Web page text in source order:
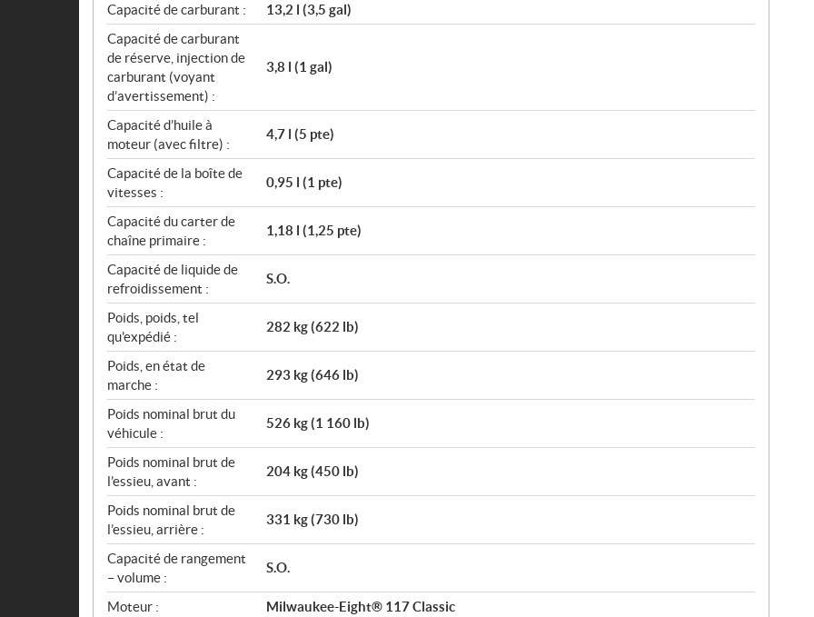
Capacité de carburant :
13,2 l (3,5 gal)
Capacité de carburant
de réserve, injection de
carburant (voyant
d’avertissement) :
3,8 l (1 gal)
Capacité d’huile à
moteur (avec filtre) :
4,7 l (5 pte)
Capacité de la boîte de
vitesses :
0,95 l (1 pte)
Capacité du carter de
chaîne primaire :
1,18 l (1,25 pte)
Capacité de liquide de
refroidissement :
S.O.
Poids, poids, tel
qu'expédié :
282 kg (622 lb)
Poids, en état de
marche :
293 kg (646 lb)
Poids nominal brut du
véhicule :
526 kg (1 160 lb)
Poids nominal brut de
l’essieu, avant :
204 kg (450 lb)
Poids nominal brut de
l’essieu, arrière :
331 kg (730 lb)
Capacité de rangement
– volume :
S.O.
Moteur : Milwaukee-Eight® 117 Classic